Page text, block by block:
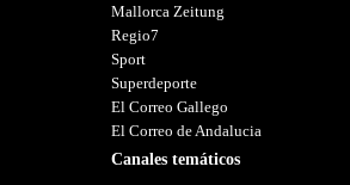
Mallorca Zeitung
Regio7
Sport
Superdeporte
El Correo Gallego
El Correo de Andalucia
Canales temáticos